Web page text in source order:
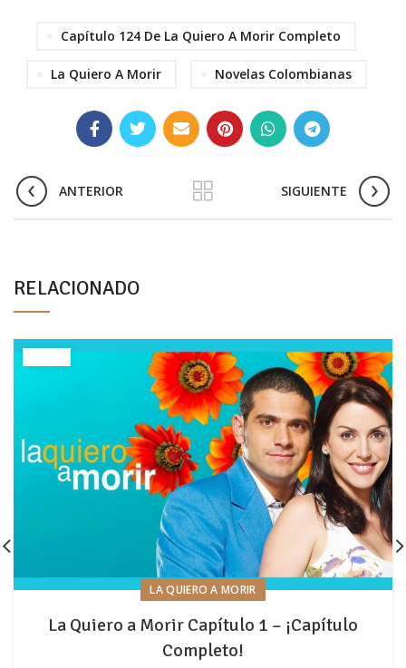
Capítulo 124 De La Quiero A Morir Completo
La Quiero A Morir Novelas Colombianas
ANTERIOR SIGUIENTE
RELACIONADO
LA QUIERO A MORIR
La Quiero a Morir Capítulo 1 – ¡Capítulo
Completo!